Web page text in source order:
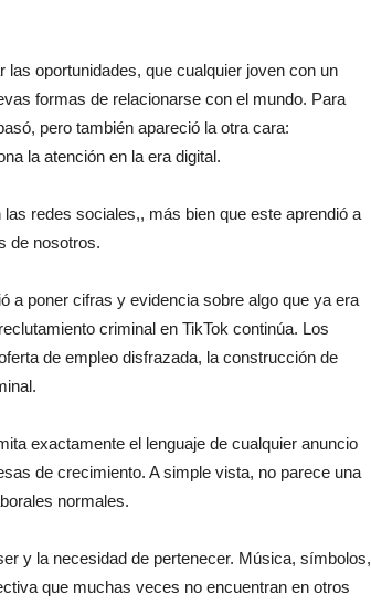
oportunidades, que cualquier joven con un
formas de relacionarse con el mundo. Para
pero también apareció la otra cara:
la atención en la era digital.
redes sociales,, más bien que este aprendió a
de nosotros.
a poner cifras y evidencia sobre algo que ya era
criminal en TikTok continúa. Los
de empleo disfrazada, la construcción de
exactamente el lenguaje de cualquier anuncio
de crecimiento. A simple vista, no parece una
normales.
y la necesidad de pertenecer. Música, símbolos,
que muchas veces no encuentran en otros